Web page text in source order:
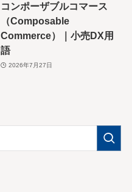
コンポーザブルコマース
（Composable
Commerce）｜小売DX用
語
2026年7月27日